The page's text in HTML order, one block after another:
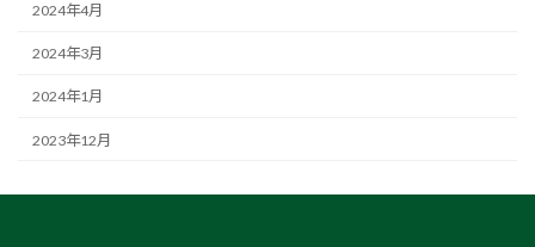
2024年4月
2024年3月
2024年1月
2023年12月